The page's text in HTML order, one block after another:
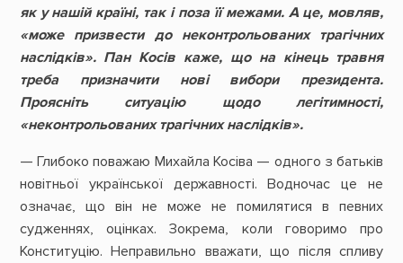
як у нашій країні, так і поза її межами. А це, мовляв,
«може призвести до неконтрольованих трагічних
наслідків». Пан Косів каже, що на кінець травня
треба призначити нові вибори президента.
Проясніть ситуацію щодо легітимності,
«неконтрольованих трагічних наслідків».
— Глибоко поважаю Михайла Косіва — одного з батьків
новітньої української державності. Водночас це не
означає, що він не може не помилятися в певних
судженнях, оцінках. Зокрема, коли говоримо про
Конституцію. Неправильно вважати, що після спливу